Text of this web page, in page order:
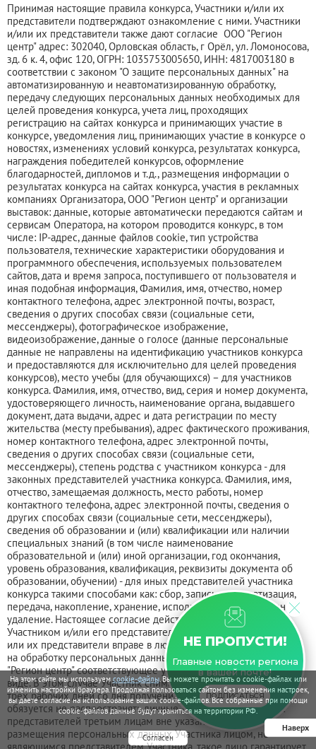
На этом сайте мы используемcookie-файлы. Вы можете прочитать о cookie-файлах или
изменить настройки браузера. Продолжая пользоваться сайтом без изменения настроек,
вы даете согласие на использование ваших cookie-файлов. Все собранные при помощи
cookie-файлов данные будут храниться на территории РФ.
Согласен
Наверх
Принимая настоящие правила конкурса, Участники и/или их
представители подтверждают ознакомление с ними. Участники
и/или их представители также дают согласие ООО "Регион
центр" адрес: 302040, Орловская область, г Орёл, ул. Ломоносова,
зд. 6 к. 4, офис 120, ОГРН: 1035753005650, ИНН: 4817003180 в
соответствии с законом "О защите персональных данных" на
автоматизированную и неавтоматизированную обработку,
передачу следующих персональных данных необходимых для
целей проведения конкурса, учета лиц, проходящих
регистрацию на сайтах конкурса и принимающих участие в
конкурсе, уведомления лиц, принимающих участие в конкурсе о
новостях, изменениях условий конкурса, результатах конкурса,
награждения победителей конкурсов, оформление
благодарностей, дипломов и т.д., размещения информации о
результатах конкурса на сайтах конкурса, участия в рекламных
компаниях Организатора, ООО "Регион центр" и организации
выставок: данные, которые автоматически передаются сайтам и
сервисам Оператора, на котором проводится конкурс, в том
числе: IP-адрес, данные файлов cookie, тип устройства
пользователя, технические характеристики оборудования и
программного обеспечения, используемых пользователем
сайтов, дата и время запроса, поступившего от пользователя и
иная подобная информация, Фамилия, имя, отчество, номер
контактного телефона, адрес электронной почты, возраст,
сведения о других способах связи (социальные сети,
мессенджеры), фотографическое изображение,
видеоизображение, данные о голосе (данные персональные
данные не направлены на идентификацию участников конкурса
и предоставляются для исключительно для целей проведения
конкурсов), место учебы (для обучающихся) – для участников
конкурса. Фамилия, имя, отчество, вид, серия и номер документа,
удостоверяющего личность, наименование органа, выдавшего
документ, дата выдачи, адрес и дата регистрации по месту
жительства (месту пребывания), адрес фактического проживания,
номер контактного телефона, адрес электронной почты,
сведения о других способах связи (социальные сети,
мессенджеры), степень родства с участником конкурса - для
законных представителей участника конкурса. Фамилия, имя,
отчество, замещаемая должность, место работы, номер
контактного телефона, адрес электронной почты, сведения о
других способах связи (социальные сети, мессенджеры),
сведения об образовании и (или) квалификации или наличии
специальных знаний (в том числе наименование
образовательной и (или) иной организации, год окончания,
уровень образования, квалификация, реквизиты документа об
образовании, обучении) - для иных представителей участника
конкурса такими способами как: сбор, запись, систематизация,
передача, накопление, хранение, использование, уничтожение,
удаление. Настоящее согласие действует до дня его отзыва
Участником и/или его представителем. Участники конкурса и/
или их представители вправе в любое время отозвать согласие
на обработку персональных данных, направив по адресу ООО
"Регион центр" соответствующее уведомление в письменном
виде. В этом случае Участник снимается с конкурса в течение
трех рабочих дней со дня получения письма. Организатор,
обязуется не распространять личные данные Участников, их
представителей третьим лицам вне указанных целей. В случае
размещения персональных данных Участника лицом, не
являющимся представителем Участника, такое лицо гарантирует
НЕ ПРОПУСТИ!
Главные новости региона
в вашей почте!
ПОДПИСАТЬСЯ